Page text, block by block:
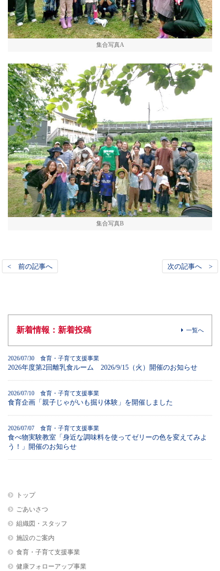
集合写真A
集合写真B
< 前の記事へ 次の記事へ >
新着情報：新着投稿 一覧へ
2026/07/30 食育・子育て支援事業
2026年度第2回離乳食ルーム 2026/9/15（火）開催のお知らせ
2026/07/10 食育・子育て支援事業
食育企画「親子じゃがいも掘り体験」を開催しました
2026/07/07 食育・子育て支援事業
食べ物実験教室「身近な調味料を使ってゼリーの色を変えてみよ
う！」開催のお知らせ
トップ
ごあいさつ
組織図・スタッフ
施設のご案内
食育・子育て支援事業
健康フォローアップ事業